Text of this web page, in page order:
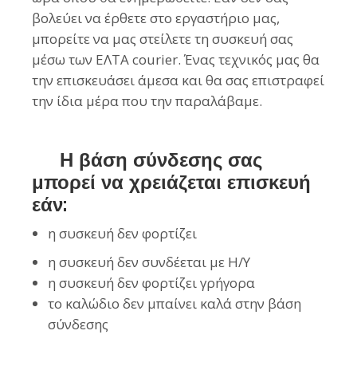
βολεύει να έρθετε στο εργαστήριο μας,
μπορείτε να μας στείλετε τη συσκευή σας
μέσω των ΕΛΤΑ courier. Ένας τεχνικός μας θα
την επισκευάσει άμεσα και θα σας επιστραφεί
την ίδια μέρα που την παραλάβαμε.
Η βάση σύνδεσης σας
μπορεί να χρειάζεται επισκευή
εάν:
η συσκευή δεν φορτίζει
η συσκευή δεν συνδέεται με Η/Υ
η συσκευή δεν φορτίζει γρήγορα
το καλώδιο δεν μπαίνει καλά στην βάση
σύνδεσης